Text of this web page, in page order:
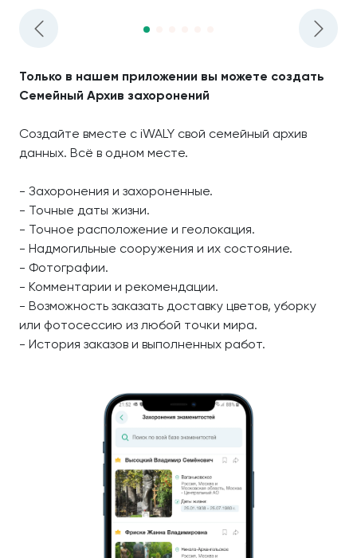
Только в нашем приложении вы можете создать
Семейный Архив захоронений
Создайте вместе с iWALY свой семейный архив
данных. Всё в одном месте.
- Захоронения и захороненные.
- Точные даты жизни.
- Точное расположение и геолокация.
- Надмогильные сооружения и их состояние.
- Фотографии.
- Комментарии и рекомендации.
- Возможность заказать доставку цветов, уборку
или фотосессию из любой точки мира.
- История заказов и выполненных работ.